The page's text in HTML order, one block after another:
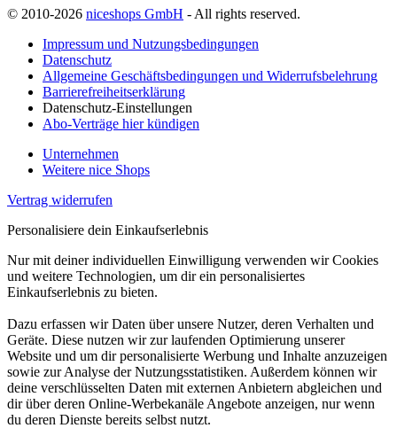
© 2010-2026 niceshops GmbH - All rights reserved.
Impressum und Nutzungsbedingungen
Datenschutz
Allgemeine Geschäftsbedingungen und Widerrufsbelehrung
Barrierefreiheitserklärung
Datenschutz-Einstellungen
Abo-Verträge hier kündigen
Unternehmen
Weitere nice Shops
Vertrag widerrufen
Personalisiere dein Einkaufserlebnis
Nur mit deiner individuellen Einwilligung verwenden wir Cookies
und weitere Technologien, um dir ein personalisiertes
Einkaufserlebnis zu bieten.
Dazu erfassen wir Daten über unsere Nutzer, deren Verhalten und
Geräte. Diese nutzen wir zur laufenden Optimierung unserer
Website und um dir personalisierte Werbung und Inhalte anzuzeigen
sowie zur Analyse der Nutzungsstatistiken. Außerdem können wir
deine verschlüsselten Daten mit externen Anbietern abgleichen und
dir über deren Online-Werbekanäle Angebote anzeigen, nur wenn
du deren Dienste bereits selbst nutzt.